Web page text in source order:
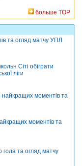
больше TOP
та огляд матчу УПЛ
Сіті обіграти
ліги
найкращих моментів та
моментів та
та огляд матчу